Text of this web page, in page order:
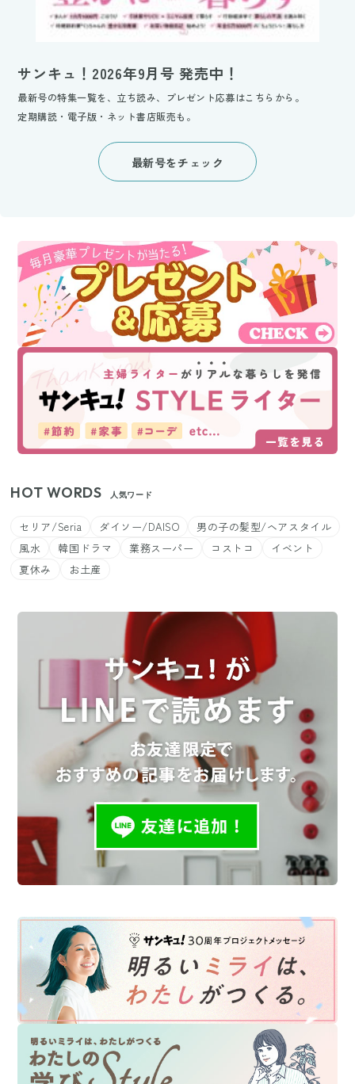
サンキュ！2026年9月号 発売中！
最新号の特集一覧を、立ち読み、プレゼント応募はこちらから。
定期購読・電子版・ネット書店販売も。
最新号をチェック
HOT WORDS 人気ワード
セリア/Seria ダイソー/DAISO
男の子の髪型/ヘアスタイル
風水
韓国ドラマ 業務スーパー コストコ
イベント
夏休み
お土産